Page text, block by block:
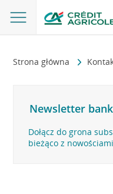
Strona główna
Newsletter
Dołącz do grona
bieżąco z